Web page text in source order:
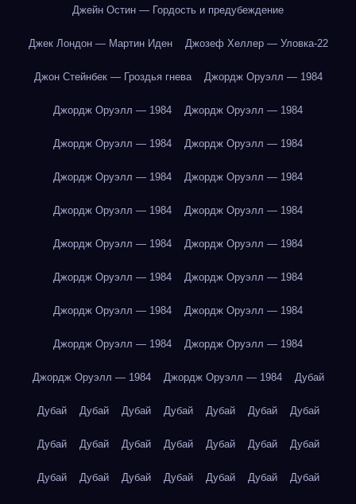
Джейн Остин — Гордость и предубеждение
Джек Лондон — Мартин Иден Джозеф Хеллер — Уловка-22
Джон Стейнбек — Гроздья гнева Джордж Оруэлл — 1984
Джордж Оруэлл — 1984 Джордж Оруэлл — 1984
Джордж Оруэлл — 1984 Джордж Оруэлл — 1984
Джордж Оруэлл — 1984 Джордж Оруэлл — 1984
Джордж Оруэлл — 1984 Джордж Оруэлл — 1984
Джордж Оруэлл — 1984 Джордж Оруэлл — 1984
Джордж Оруэлл — 1984 Джордж Оруэлл — 1984
Джордж Оруэлл — 1984 Джордж Оруэлл — 1984
Джордж Оруэлл — 1984 Джордж Оруэлл — 1984
Джордж Оруэлл — 1984 Джордж Оруэлл — 1984 Дубай
Дубай Дубай Дубай Дубай Дубай Дубай Дубай
Дубай Дубай Дубай Дубай Дубай Дубай Дубай
Дубай Дубай Дубай Дубай Дубай Дубай Дубай